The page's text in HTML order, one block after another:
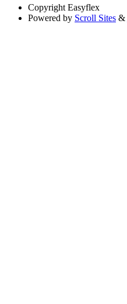
Copyright Easyflex
Powered by Scroll Sites &